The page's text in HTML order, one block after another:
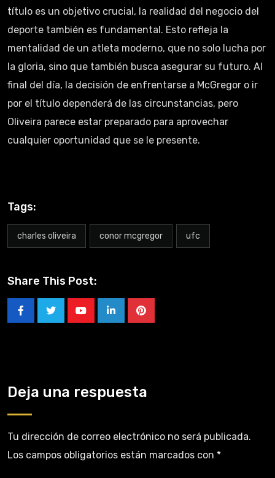
título es un objetivo crucial, la realidad del negocio del
deporte también es fundamental. Esto refleja la
mentalidad de un atleta moderno, que no solo lucha por
la gloria, sino que también busca asegurar su futuro. Al
final del día, la decisión de enfrentarse a McGregor o ir
por el título dependerá de las circunstancias, pero
Oliveira parece estar preparado para aprovechar
cualquier oportunidad que se le presente.
Tags:
charles oliveira conor mcgregor ufc
Share This Post:
Deja una respuesta
Tu dirección de correo electrónico no será publicada.
Los campos obligatorios están marcados con *